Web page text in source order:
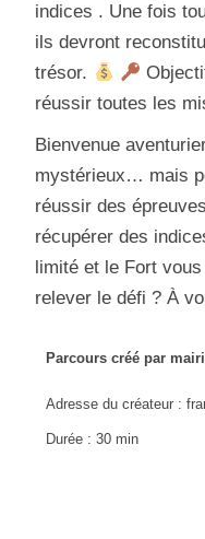
indices . Une fois
ils devront
trésor.
réussir toutes les
Bienvenue
mystérieux… mais
réussir des
récupérer des
limité et le Fort
relever le défi ? À
Parcours créé par
Adresse du créateur :
Durée : 30 min